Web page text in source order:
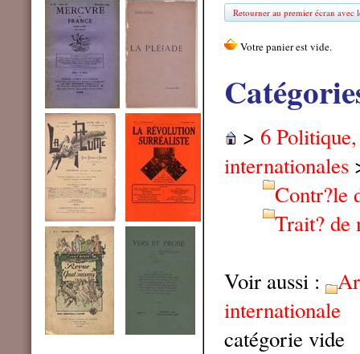
Retourner au premier écran avec
> 6
internationales
Contr?le
Trait? de
Voir aussi :
internationale
catégorie vide